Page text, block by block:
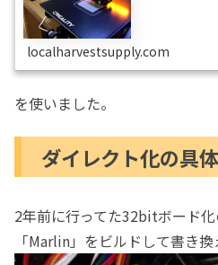
参照ください...
localharvestsupply.com
を使いました。
ダイレクト化の具
2年前に行ってた32bitボード
「Marlin」をビルドして書き換